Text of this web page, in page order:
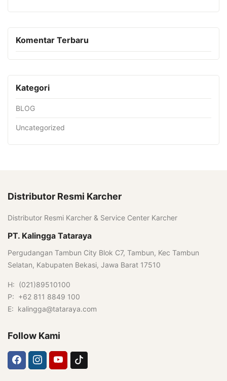
Komentar Terbaru
Kategori
BLOG
Uncategorized
Distributor Resmi Karcher
Distributor Resmi Karcher & Service Center Karcher
PT. Kalingga Tataraya
Pergudangan Tambun City Blok C7, Tambun, Kec Tambun
Selatan, Kabupaten Bekasi, Jawa Barat 17510
H: (021)89510100
P: +62 811 8849 100
E: kalingga@tataraya.com
Follow Kami